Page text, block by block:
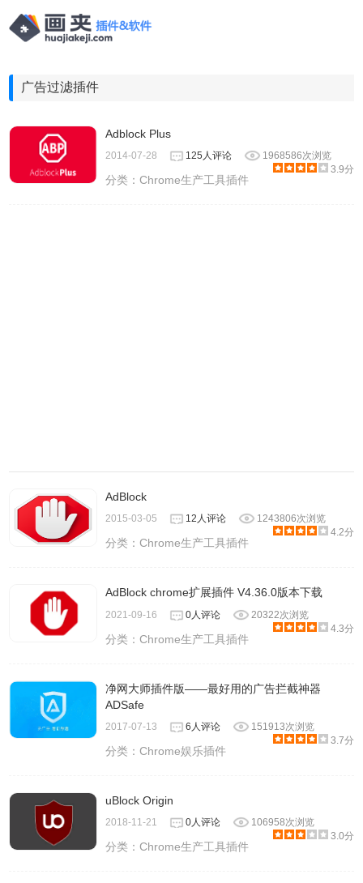
广告过滤插件
Adblock Plus
2014-07-28 125人评论
1968586次浏览
3.9分
分类：Chrome生产工具插件
AdBlock
2015-03-05 12人评论
1243806次浏览
4.2分
分类：Chrome生产工具插件
AdBlock chrome扩展插件 V4.36.0版本下载
2021-09-16 0人评论
20322次浏览
4.3分
分类：Chrome生产工具插件
净网大师插件版——最好用的广告拦截神器
ADSafe
2017-07-13 6人评论
151913次浏览
3.7分
分类：Chrome娱乐插件
uBlock Origin
2018-11-21 0人评论
106958次浏览
3.0分
分类：Chrome生产工具插件